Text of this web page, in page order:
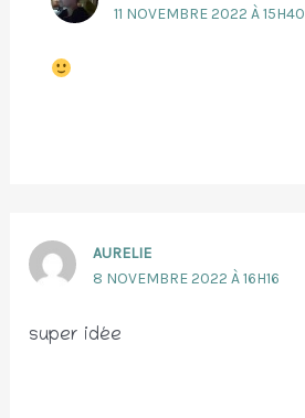
11 NOVEMBRE 2022 À 15H40
AURELIE
8 NOVEMBRE 2022 À 16H16
super idée